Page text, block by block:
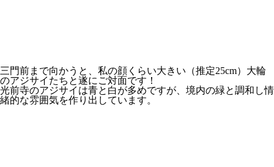
三門前まで向かうと、私の顔くらい大きい（推定25cm）大輪
のアジサイたちと遂にご対面です！
光前寺のアジサイは青と白が多めですが、境内の緑と調和し情
緒的な雰囲気を作り出しています。